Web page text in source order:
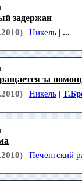
задержан
| Никель | ...
за
| Никель |
| Печенгский